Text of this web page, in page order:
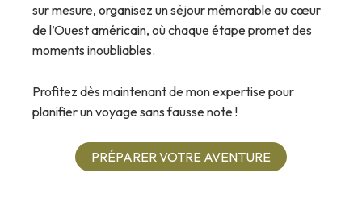
sur mesure, organisez un séjour mémorable au cœur
de l’Ouest américain, où chaque étape promet des
moments inoubliables.
Profitez dès maintenant de mon expertise pour
planifier un voyage sans fausse note !
PRÉPARER VOTRE AVENTURE